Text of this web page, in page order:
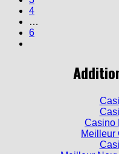
4
…
6
Casino
Meilleur